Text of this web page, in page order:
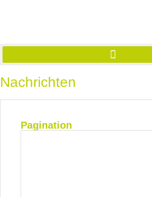
Nachrichten
Pagination